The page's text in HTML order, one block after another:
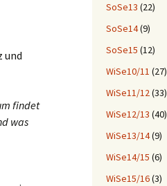
und
findet
was
SoSe13 (22)
SoSe14(9)
SoSe15 (12)
WiSe10/11 (27)
WiSe11/12(33)
WiSe12/13 (40)
WiSe13/14(9)
WiSe14/15 (6)
WiSe15/16(3)